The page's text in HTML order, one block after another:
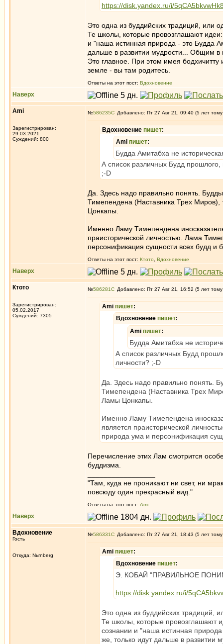
https://disk.yandex.ru/i/
Это одна из буддийских традиций, или
Те школы, которые провозглашают
и "наша истинная природа - это Будда
дальше в развитии мудрости... Общим в
Это главное. При этом имея
земле - вы там родитесь.
Ответы на этот пост: Вдохновение
Наверх
Ami
Зарегистрирован:
29.03.2021
Суждений: 800
№586235 Добавлено: Пт 27 Авг 21, 09:40 (5 лет
Вдохновение пишет:
Ami пишет:
Будда Амитабха не
А список различных Будд
;-D
Да. Здесь надо правильно понять.
Тимепендена (Наставника Трех
Цонкапы.
Именно Ламу Тимепендена
праисторической личностью. Лама
персонификация сущности всех будд и
Ответы на этот пост: Ктото Вдохновение
Наверх
Ктото
Зарегистрирован:
05.02.2017
Суждений: 7305
№586281 Добавлено: Пт 27 Авг 21, 16:52 (5 лет
Ami пишет:
Вдохновение пишет:
Ami пишет:
Будда Амитабха не
А список различных Будд
личности? ;-D
Да. Здесь надо правильно понять.
Тимепендена (Наставника Трех
Ламы Цонкапы.
Именно Ламу Тимепендена
является праисторической
природа ума и персонификация
Перечисление этих Лам смотрится
буддизма.
"Там, куда не проникают ни свет, ни
повсюду один прекрасный вид."
Ответы на этот пост: Ami
Наверх
Вдохновение
Гость
Откуда: Nьrnberg
№586331 Добавлено: Пт 27 Авг 21, 18:43 (5 лет
Ami пишет:
Вдохновение пишет:
Э. КОБАЙ "ПРАВИЛЬНОЕ
https://disk.yandex.ru/i/
Это одна из буддийских традиций,
Те школы, которые провозглашают
сознании и "наша истинная
же, только идут дальше в развитии